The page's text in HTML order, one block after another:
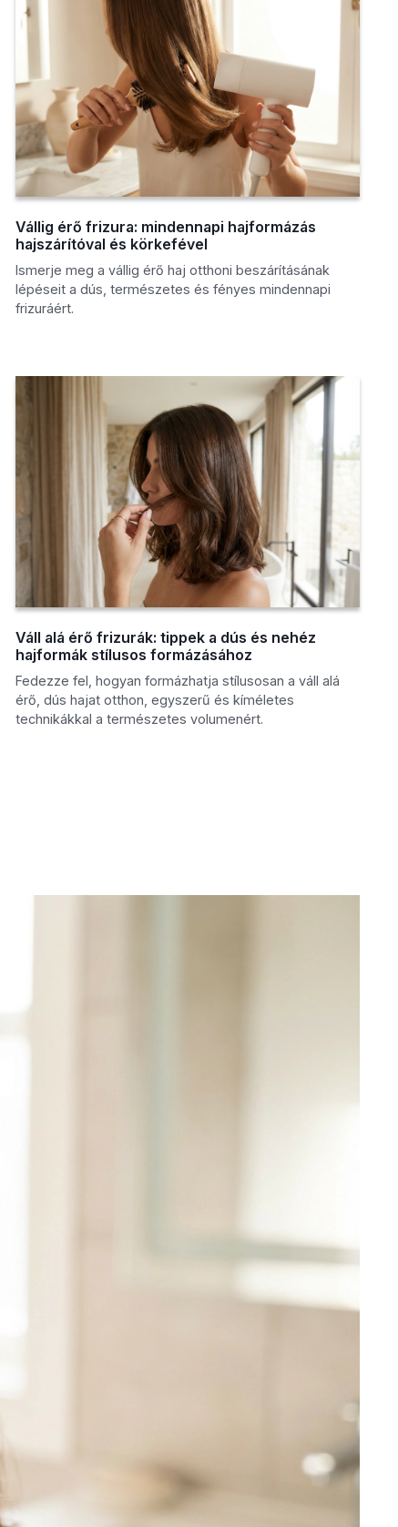
Vállig érő frizura: mindennapi hajformázás
hajszárítóval és körkefével
Ismerje meg a vállig érő haj otthoni beszárításának
lépéseit a dús, természetes és fényes mindennapi
frizuráért.
Váll alá érő frizurák: tippek a dús és nehéz
hajformák stílusos formázásához
Fedezze fel, hogyan formázhatja stílusosan a váll alá
érő, dús hajat otthon, egyszerű és kíméletes
technikákkal a természetes volumenért.